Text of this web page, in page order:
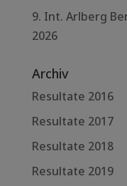
9. Int. Arlberg
2026
Archiv
Resultate 2016
Resultate 2017
Resultate 2018
Resultate 2019